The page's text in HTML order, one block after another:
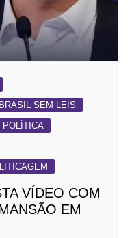
BRASIL SEM LEIS
POLÍTICA
VÍDEO COM
EM